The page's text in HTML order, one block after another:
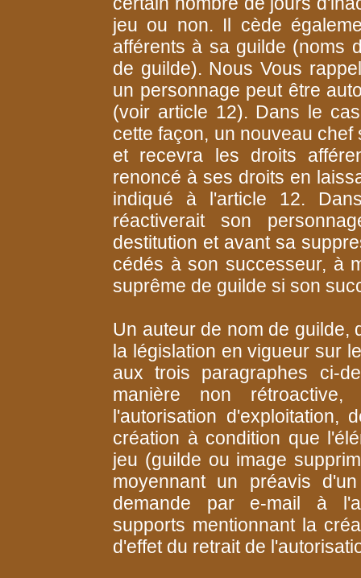
jeu ou non. Il cède
afférents à sa guilde (noms
de guilde). Nous Vous
un personnage peut être
(voir article 12). Dans le
cette façon, un nouveau
et recevra les droits
renoncé à ses droits en
indiqué à l'article 12.
réactiverait son
destitution et avant sa
cédés à son successeur, à
suprême de guilde si son
Un auteur de nom de guilde,
la législation en vigueur sur
aux trois paragraphes ci-
manière non
l'autorisation d'exploitation,
création à condition que
jeu (guilde ou image
moyennant un préavis
demande par e-mail à
supports mentionnant la
d'effet du retrait de